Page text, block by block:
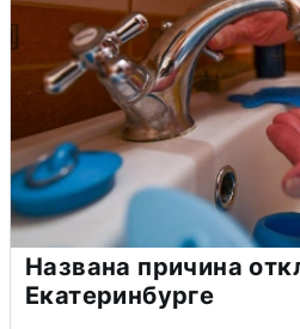
Названа причина
Екатеринбурге